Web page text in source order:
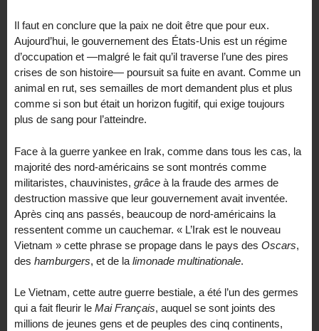
Il faut en conclure que la paix ne doit être que pour eux.
Aujourd’hui, le gouvernement des États-Unis est un régime
d’occupation et —malgré le fait qu’il traverse l’une des pires
crises de son histoire— poursuit sa fuite en avant. Comme un
animal en rut, ses semailles de mort demandent plus et plus
comme si son but était un horizon fugitif, qui exige toujours
plus de sang pour l’atteindre.
Face à la guerre yankee en Irak, comme dans tous les cas, la
majorité des nord-américains se sont montrés comme
militaristes, chauvinistes, grâce à la fraude des armes de
destruction massive que leur gouvernement avait inventée.
Après cinq ans passés, beaucoup de nord-américains la
ressentent comme un cauchemar. « L’Irak est le nouveau
Vietnam » cette phrase se propage dans le pays des Oscars,
des hamburgers, et de la limonade multinationale.
Le Vietnam, cette autre guerre bestiale, a été l’un des germes
qui a fait fleurir le Mai Français, auquel se sont joints des
millions de jeunes gens et de peuples des cinq continents,